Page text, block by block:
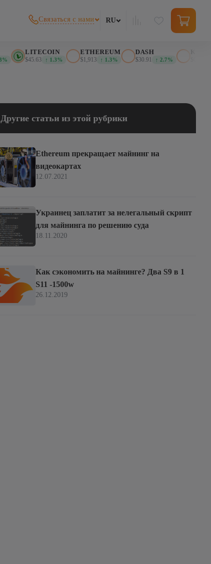
Связаться с нами RU
LITECOIN
$45.63 ↑ 1.3%
ETHEREUM
$1,913 ↑ 1.3%
DASH
$30.91 ↑ 2.7%
KASPA
$0.025999
Другие статьи из этой рубрики
Ethereum прекращает майнинг на
видеокартах
12.07.2021
Украинец заплатит за нелегальный скрипт
для майнинга по решению суда
18.11.2020
Как сэкономить на майнинге? Два S9 в 1
S11 -1500w
26.12.2019